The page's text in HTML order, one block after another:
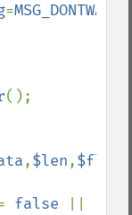
=MSG_DONTWAIT
();
,$len,$flag
false